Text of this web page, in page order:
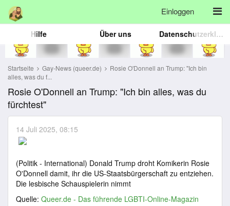
Einloggen
Hilfe Über uns Datenschutzerklärung
Startseite Gay-News (queer.de)
Rosie O'Donnell an Trump: "Ich bin
alles, was du f...
Rosie O'Donnell an Trump: "Ich bin alles, was du
fürchtest"
14 Juli 2025, 08:15
(Politik - International) Donald Trump droht Komikerin Rosie
O'Donnell damit, ihr die US-Staatsbürgerschaft zu entziehen.
Die lesbische Schauspielerin nimmt
Quelle: Queer.de - Das führende LGBTI-Online-Magazin